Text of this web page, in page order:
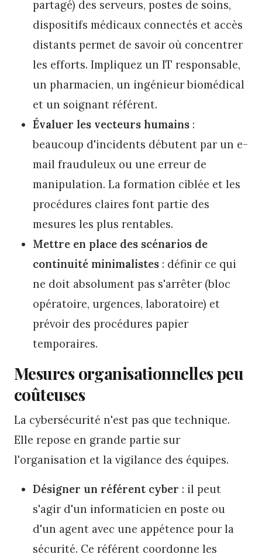
partagé) des serveurs, postes de soins,
dispositifs médicaux connectés et accès
distants permet de savoir où concentrer
les efforts. Impliquez un IT responsable,
un pharmacien, un ingénieur biomédical
et un soignant référent.
Évaluer les vecteurs humains :
beaucoup d'incidents débutent par un e-
mail frauduleux ou une erreur de
manipulation. La formation ciblée et les
procédures claires font partie des
mesures les plus rentables.
Mettre en place des scénarios de
continuité minimalistes : définir ce qui
ne doit absolument pas s'arrêter (bloc
opératoire, urgences, laboratoire) et
prévoir des procédures papier
temporaires.
Mesures organisationnelles peu
coûteuses
La cybersécurité n'est pas que technique.
Elle repose en grande partie sur
l'organisation et la vigilance des équipes.
Désigner un référent cyber : il peut
s'agir d'un informaticien en poste ou
d'un agent avec une appétence pour la
sécurité. Ce référent coordonne les